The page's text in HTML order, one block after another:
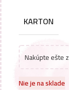
KARTON
Nakúpte ešte
Nie je na sklade